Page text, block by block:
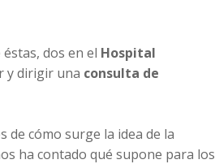
dos en el Hospital
y dirigir una consulta de
de cómo surge la idea de la
ha contado qué supone para los